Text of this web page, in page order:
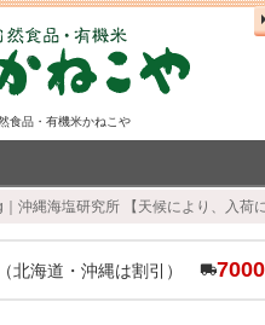
食品・有機米かねこや
沖縄海塩研究所 【天候により、入荷
北海道・沖縄は割引）